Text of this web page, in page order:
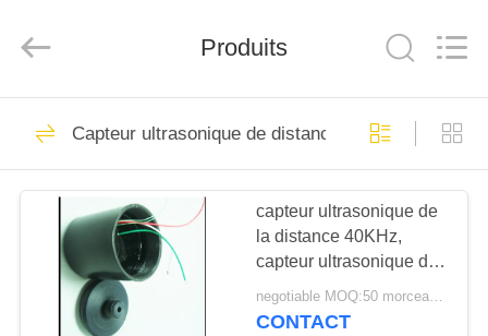
MAISON
PRODUITS
SUJET
Co.,
Reserved.
Transducteur
ultrasonique de PZT
Produits
Capteur ultrasonique de distance
capteur ultrasonique de
la distance 40KHz,
capteur ultrasonique de
carburant avec la
résistance thermique
negotiable MOQ:50 morceaux/morceaux
CONTACT